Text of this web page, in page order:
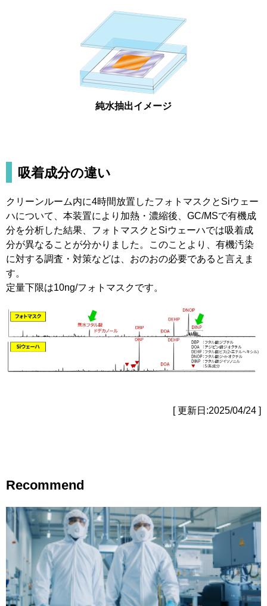
純水抽出イメージ
吸着成分の違い
クリーンルーム内に4時間放置したフォトマスクとSiウェー
ハについて、本装置により加熱・濃縮後、GC/MSで有機成
分を分析した結果、フォトマスクとSiウェーハでは吸着成
分が異なることが分かりました。このことより、有機汚染
に対する調査・対策などは、おのおの必要であると言えま
す。
定量下限は10ng/フォトマスクです。
[ 更新日:2025/04/24 ]
Recommend